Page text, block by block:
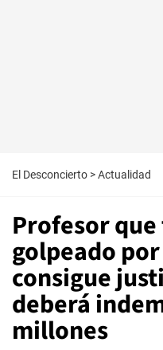
El Desconcierto >Actualidad
Profesor
golpeado
consigue
deberá
millones